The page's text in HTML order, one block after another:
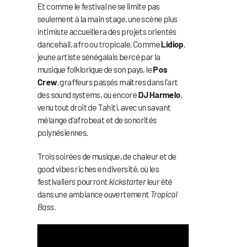
Et comme le festival ne se limite pas
seulement à la main stage, une scène plus
intimiste accueillera des projets orientés
dancehall, afro ou tropicale. CommeLidiop,
jeune artiste sénégalais bercé par la
musique folklorique de son pays, lePos
Crew, graffeurs passés maîtres dans l’art
des sound systems, ou encore DJ Harmelo,
venu tout droit de Tahiti, avec un savant
mélange d’afrobeat et de sonorités
polynésiennes.
Trois soirées de musique, de chaleur et de
good vibes riches en diversité, où les
festivaliers pourront kickstarterleur été
dans une ambiance ouvertement Tropical
Bass.